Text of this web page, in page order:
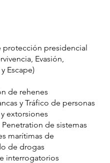
protección presidencial
Evasión,
Escape)
de rehenes
y Tráfico de personas
extorsiones
Penetration de sistemas
marítimas de
de drogas
interrogatorios